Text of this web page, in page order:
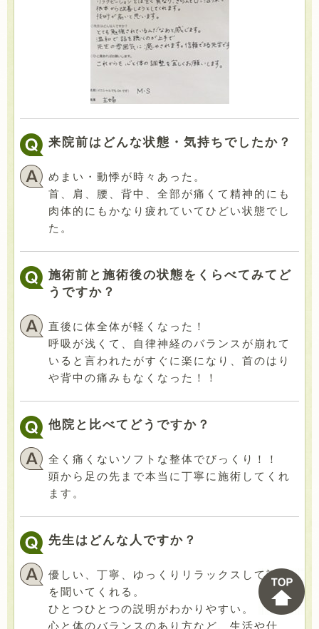
来院前はどんな状態・気持ちでしたか？
めまい・動悸が時々あった。
首、肩、腰、背中、全部が痛くて精神的にも
肉体的にもかなり疲れていてひどい状態でし
た。
施術前と施術後の状態をくらべてみてど
うですか？
直後に体全体が軽くなった！
呼吸が浅くて、自律神経のバランスが崩れて
いると言われたがすぐに楽になり、首のはり
や背中の痛みもなくなった！！
他院と比べてどうですか？
全く痛くないソフトな整体でびっくり！！
頭から足の先まで本当に丁寧に施術してくれ
ます。
先生はどんな人ですか？
優しい、丁寧、ゆっくりリラックスして話し
を聞いてくれる。
ひとつひとつの説明がわかりやすい。
心と体のバランスのあり方など、生活や仕